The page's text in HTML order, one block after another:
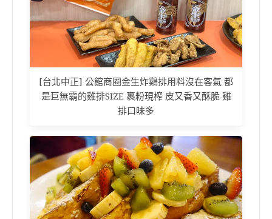
[台北中正] 公館商圈金生炸鷄排用料沒在客氣 都
是巨無霸的雞排SIZE 裹粉現榨 皮又香又酥脆 雞
排口味多